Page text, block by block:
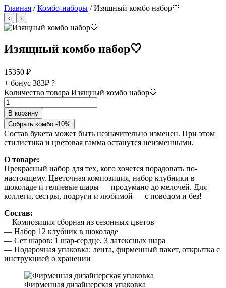
Главная /Комбо-наборы / Изящный комбо набор🤍
‹ ›
Изящный комбо набор🤍
15350 ₽
+ бонус 383₽ ?
Количество товара Изящный комбо набор🤍
В корзину
Собрать комбо -10%
Состав букета может быть незначительно изменен. При этом
стилистика и цветовая гамма останутся неизменными.
О товаре:
Прекрасный набор для тех, кого хочется порадовать по-
настоящему. Цветочная композиция, набор клубники в
шоколаде и гелиевые шары — продумано до мелочей. Для
коллеги, сестры, подруги и любимой — с поводом и без!
Состав:
—Композиция сборная из сезонных цветов
— Набор 12 клубник в шоколаде
— Сет шаров: 1 шар-сердце, 3 латексных шара
— Подарочная упаковка: лента, фирменный пакет, открытка с
инструкцией о хранении
Фирменная дизайнерская упаковка